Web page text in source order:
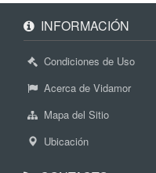
INFORMACIÓN
Condiciones de Uso
Acerca de Vidamor
Mapa del Sitio
Ubicación